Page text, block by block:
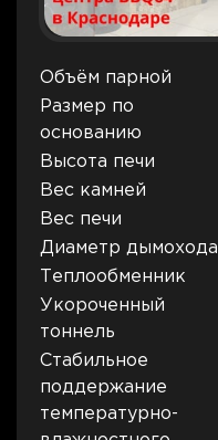
Объём парной
Размер по
основанию
Высота печи
Вес камней
Вес печи
Диаметр дымохода
Теплообменник
Укороченный
тоннель
Стабильное
поддержание
температурно-